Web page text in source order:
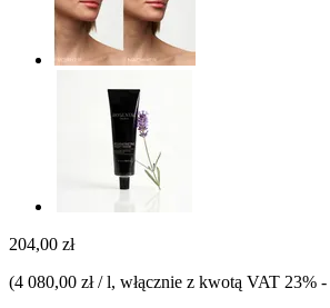
204,00 zł
(4 080,00 zł / l, włącznie z kwotą VAT 23% -